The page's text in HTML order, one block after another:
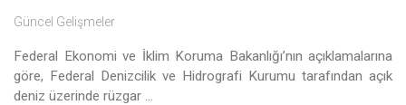
Güncel Gelişmeler
Federal Ekonomi ve İklim Koruma Bakanlığı’nın açıklamalarına
göre, Federal Denizcilik ve Hidrografi Kurumu tarafından açık
deniz üzerinde rüzgar ...